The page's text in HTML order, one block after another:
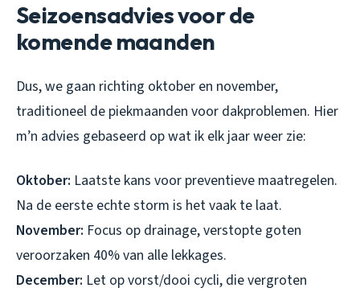
Seizoensadvies voor de
komende maanden
Dus, we gaan richting oktober en november,
traditioneel de piekmaanden voor dakproblemen. Hier
m’n advies gebaseerd op wat ik elk jaar weer zie:
Oktober: Laatste kans voor preventieve maatregelen.
Na de eerste echte storm is het vaak te laat.
November: Focus op drainage, verstopte goten
veroorzaken 40% van alle lekkages.
December: Let op vorst/dooi cycli, die vergroten